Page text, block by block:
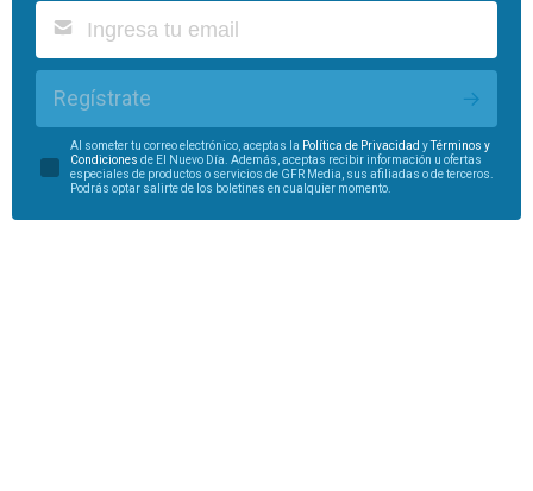
Regístrate
Al someter tu correo electrónico, aceptas la Política de Privacidad yTérminos y
Condiciones de El Nuevo Día. Además, aceptas recibir información u ofertas
especiales de productos o servicios de GFR Media, sus afiliadas o de terceros.
Podrás optar salirte de los boletines en cualquier momento.